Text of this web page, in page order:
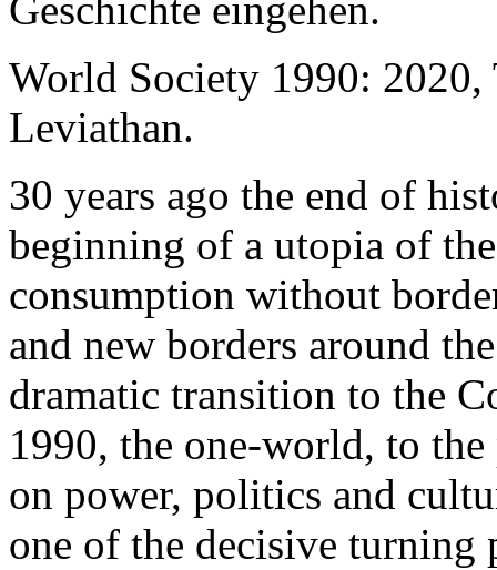
Geschichte eingehen.
World Society 1990: 2020,
Leviathan.
30 years ago the end of
beginning of a utopia of
consumption without
and new borders around
dramatic transition to the
1990, the one-world, to the
on power, politics and
one of the decisive turning